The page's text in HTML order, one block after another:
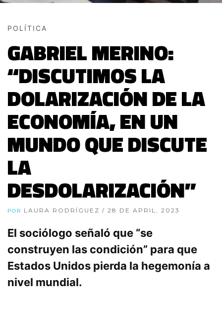
POLÍTICA
GABRIEL MERINO:
“DISCUTIMOS LA
DOLARIZACIÓN DE LA
ECONOMÍA, EN UN
MUNDO QUE DISCUTE
LA
DESDOLARIZACIÓN”
POR LAURA RODRÍGUEZ / 28 DE APRIL, 2023
El sociólogo señaló que “se
construyen las condición” para que
Estados Unidos pierda la hegemonía a
nivel mundial.